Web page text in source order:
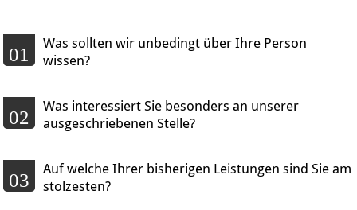
01
Was sollten wir unbedingt über Ihre Person
wissen?
02
Was interessiert Sie besonders an unserer
ausgeschriebenen Stelle?
03
Auf welche Ihrer bisherigen Leistungen sind Sie am
stolzesten?